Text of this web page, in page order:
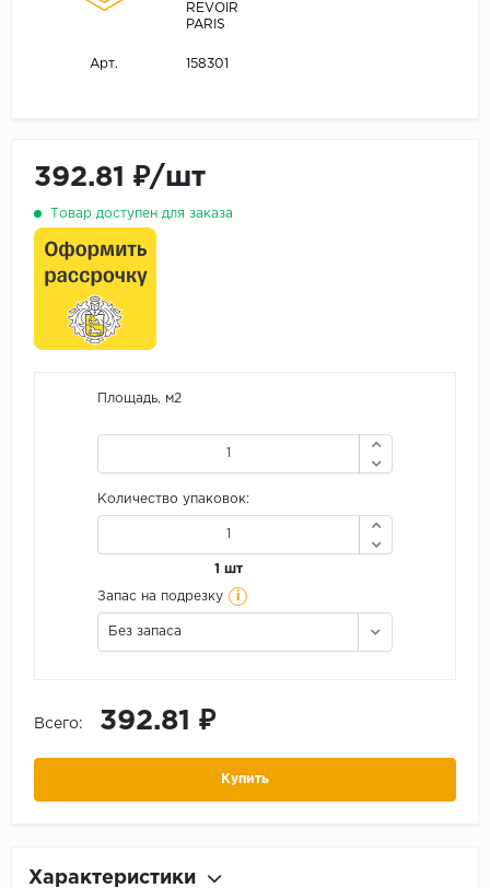
REVOIR
PARIS
Арт. 158301
392.81 ₽/шт
Товар доступен для заказа
Площадь, м2
Количество упаковок:
1 шт
Запас на подрезку i
Без запаса
Всего: 392.81 ₽
Купить
Характеристики